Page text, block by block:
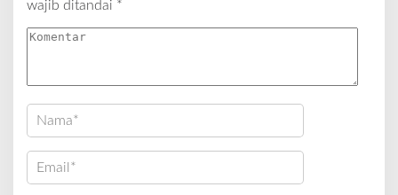
wajib ditandai *